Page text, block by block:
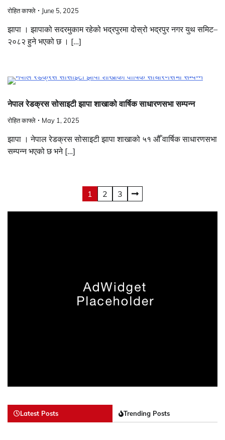
रोहित काफ्ले June 5, 2025
झापा । झापाको सदरमुकाम रहेको भद्रपुरमा दोस्रो भद्रपुर नगर युथ समिट–
२०८२ हुने भएको छ । […]
नेपाल रेडक्रस सोसाइटी झापा शाखाको वार्षिक साधारणसभा सम्पन्न
रोहित काफ्ले May 1, 2025
झापा । नेपाल रेडक्रस सोसाइटी झापा शाखाको ५१ औँ वार्षिक साधारणसभा
सम्पन्न भएको छ भने […]
pagination
1 2 3
Latest Posts Trending Posts